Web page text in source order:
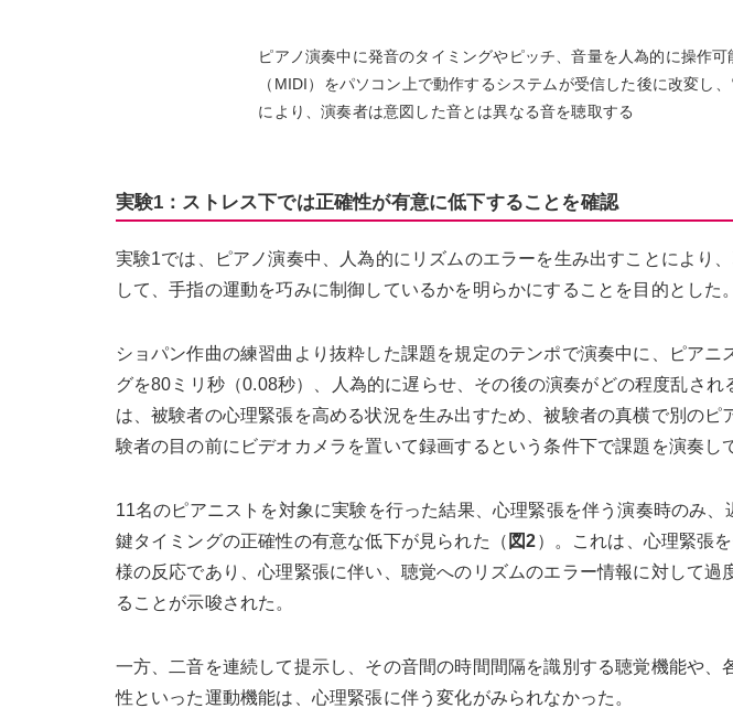
ピアノ演奏中に発音のタイミングやピッチ、音量を人為的に操作
（MIDI）をパソコン上で動作するシステムが受信した後に改変し
により、演奏者は意図した音とは異なる音を聴取する
実験1：ストレス下では正確性が有意に低下することを確認
実験1では、ピアノ演奏中、人為的にリズムのエラーを生み出すことにより
して、手指の運動を巧みに制御しているかを明らかにすることを目的とした。
ショパン作曲の練習曲より抜粋した課題を規定のテンポで演奏中に、ピア
グを80ミリ秒（0.08秒）、人為的に遅らせ、その後の演奏がどの程度乱さ
は、被験者の心理緊張を高める状況を生み出すため、被験者の真横で別の
験者の目の前にビデオカメラを置いて録画するという条件下で課題を演奏し
11名のピアニストを対象に実験を行った結果、心理緊張を伴う演奏時のみ
鍵タイミングの正確性の有意な低下が見られた（ 図2）。これは、心理緊張
様の反応であり、心理緊張に伴い、聴覚へのリズムのエラー情報に対して過
ることが示唆された。
一方、二音を連続して提示し、その音間の時間間隔を識別する聴覚機能や、
性といった運動機能は、心理緊張に伴う変化がみられなかった。